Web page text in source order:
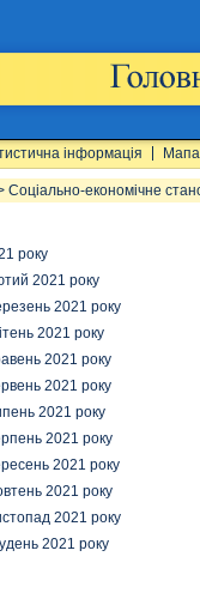
інформація
Соціально-економічне
року
2021 року
2021 року
2021 року
2021 року
2021 року
2021 року
2021 року
2021 року
2021 року
2021 року
2021 року